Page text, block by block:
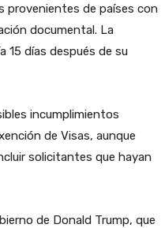
provenientes de países con
documental. La
15 días después de su
incumplimientos
de Visas, aunque
solicitantes que hayan
de Donald Trump, que